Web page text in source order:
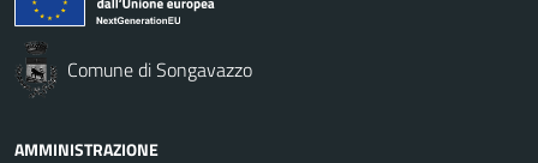
Comune di Songavazzo
AMMINISTRAZIONE